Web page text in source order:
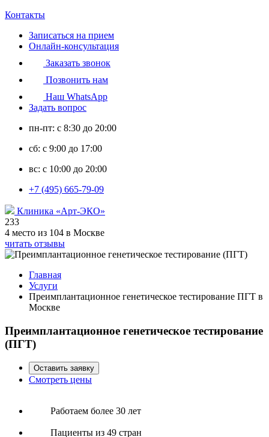
Контакты
Записаться на прием
Онлайн-консультация
Заказать звонок
Позвонить нам
Наш WhatsApp
Задать вопрос
пн-пт: с 8:30 до 20:00
сб: с 9:00 до 17:00
вс: с 10:00 до 20:00
+7 (495) 665-79-09
Клиника «Арт-ЭКО»
233
4 место из 104 в Москве
читать отзывы
Главная
Услуги
Преимплантационное генетическое тестирование ПГТ в
Москве
Преимплантационное генетическое тестирование
(ПГТ)
Оставить заявку
Смотреть цены
Работаем более 30 лет
Пациенты из 49 стран